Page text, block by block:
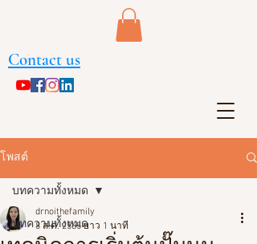
Contact us
โพสต์
บทความทั้งหมด
บทความทั้งหมด
drnoithefamily
8 ส.ค. 2565 ยาว 1 นาที